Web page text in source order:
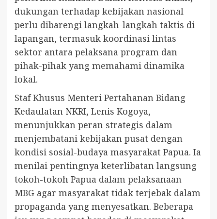
dukungan terhadap kebijakan nasional
perlu dibarengi langkah-langkah taktis di
lapangan, termasuk koordinasi lintas
sektor antara pelaksana program dan
pihak-pihak yang memahami dinamika
lokal.
Staf Khusus Menteri Pertahanan Bidang
Kedaulatan NKRI, Lenis Kogoya,
menunjukkan peran strategis dalam
menjembatani kebijakan pusat dengan
kondisi sosial-budaya masyarakat Papua. Ia
menilai pentingnya keterlibatan langsung
tokoh-tokoh Papua dalam pelaksanaan
MBG agar masyarakat tidak terjebak dalam
propaganda yang menyesatkan. Beberapa